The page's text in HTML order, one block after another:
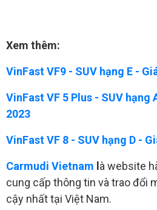
Xem thêm:
VinFast VF9 - SUV hạng E -
VinFast VF 5 Plus - SUV hạng
2023
VinFast VF 8 - SUV hạng D -
Carmudi Vietnam là website
cung cấp thông tin và trao đổi
cậy nhất tại Việt Nam.